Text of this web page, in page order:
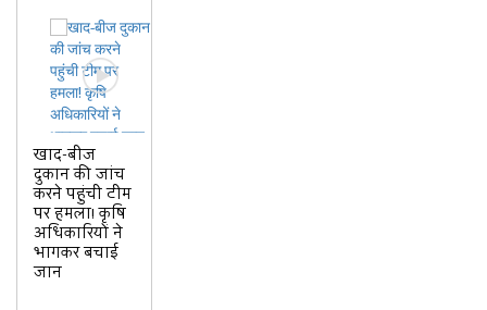
खाद-बीज
दुकान की जांच
करने पहुंची टीम
पर हमला! कृषि
अधिकारियों ने
भागकर बचाई
जान